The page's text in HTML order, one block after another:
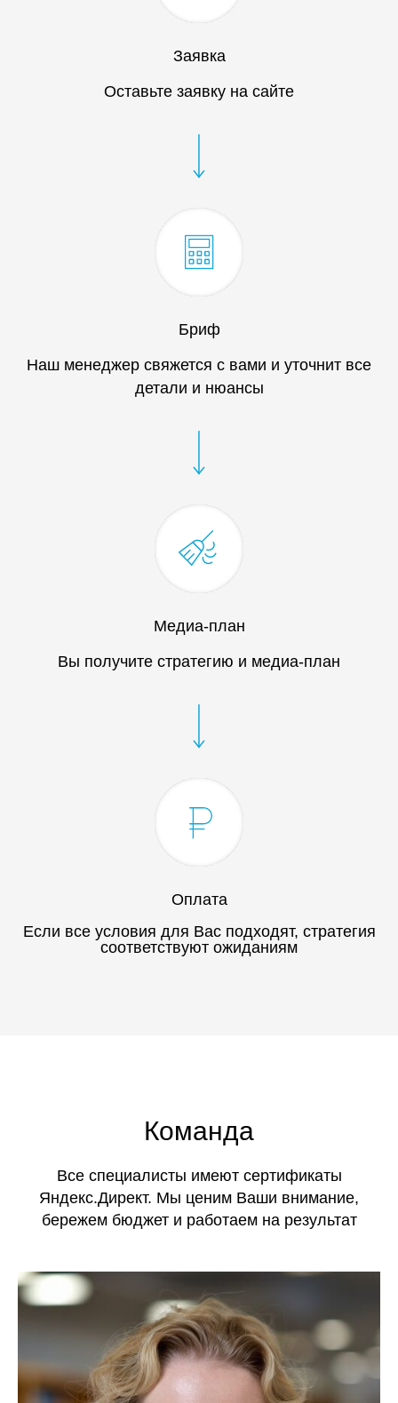
Заявка
Оставьте заявку на сайте
Бриф
Наш менеджер свяжется с вами и уточнит все
детали и нюансы
Медиа-план
Вы получите стратегию и медиа-план
Оплата
Если все условия для Вас подходят, стратегия
соответствуют ожиданиям
Команда
Все специалисты имеют сертификаты
Яндекс.Директ. Мы ценим Ваши внимание,
бережем бюджет и работаем на результат